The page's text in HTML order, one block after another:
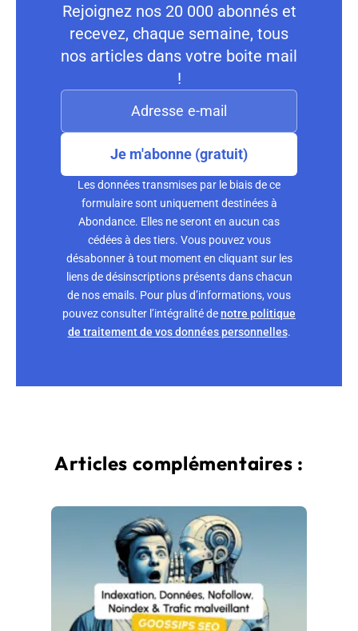
Rejoignez nos 20 000 abonnés et
recevez, chaque semaine, tous
nos articles dans votre boite mail
!
Je m'abonne (gratuit)
Les données transmises par le biais de ce
formulaire sont uniquement destinées à
Abondance. Elles ne seront en aucun cas
cédées à des tiers. Vous pouvez vous
désabonner à tout moment en cliquant sur les
liens de désinscriptions présents dans chacun
de nos emails. Pour plus d’informations, vous
pouvez consulter l’intégralité denotre politique
de traitement de vos données personnelles.
Articles complémentaires :